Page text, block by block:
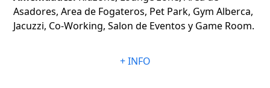
Asadores, Area de Fogateros, Pet Park, Gym Alberca,
Jacuzzi, Co-Working, Salon de Eventos y Game Room.
+ INFO